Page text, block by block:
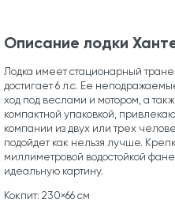
Описание лодки
Лодка имеет стационарный
достигает 6 л.с. Ее
ход под веслами и мотором, а
компактной упаковкой,
компании из двух или трех
подойдет как нельзя лучше.
миллиметровой водостойкой
идеальную картину.
Кокпит: 230×66 см